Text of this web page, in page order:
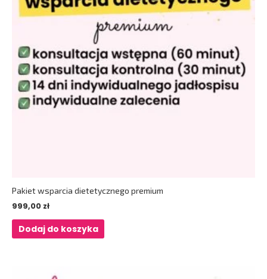
Pakiet wsparcia dietetycznego premium
999,00 zł
Dodaj do koszyka